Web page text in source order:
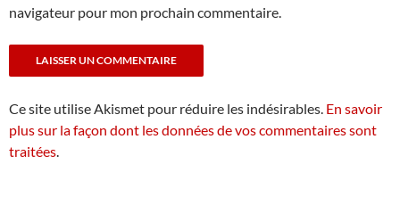
navigateur pour mon prochain commentaire.
Ce site utilise Akismet pour réduire les indésirables. En savoir
plus sur la façon dont les données de vos commentaires sont
traitées